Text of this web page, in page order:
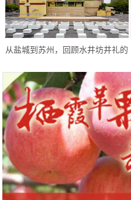
从盐城到苏州，回顾水井坊井礼的